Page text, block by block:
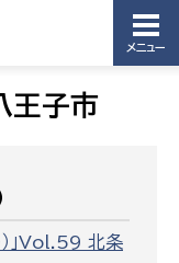
メニュー
王子市
」Vol.59 北条